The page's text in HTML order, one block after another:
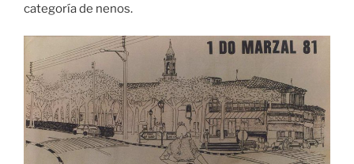
categoría de nenos.